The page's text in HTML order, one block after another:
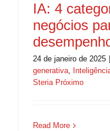
IA: 4
negócios
24 de janeiro de 2025
generativa,
Steria Próximo
Read More